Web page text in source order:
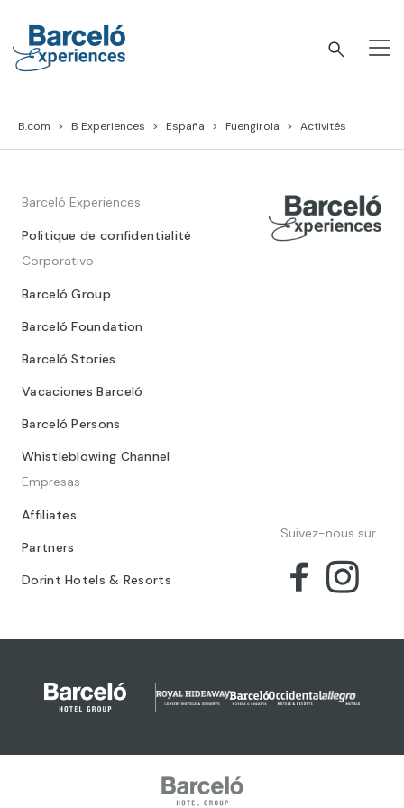
content
B.com B Experiences España Fuengirola Activités
Barceló Experiences
Politique de confidentialité
Corporativo
Barceló Group
Barceló Foundation
Barceló Stories
Vacaciones Barceló
Barceló Persons
Whistleblowing Channel
Empresas
Affiliates
Partners
Dorint Hotels & Resorts
Suivez-nous sur :